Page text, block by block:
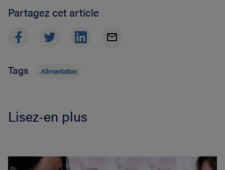
Partagez cet article
Tags Alimentation
Lisez-en plus